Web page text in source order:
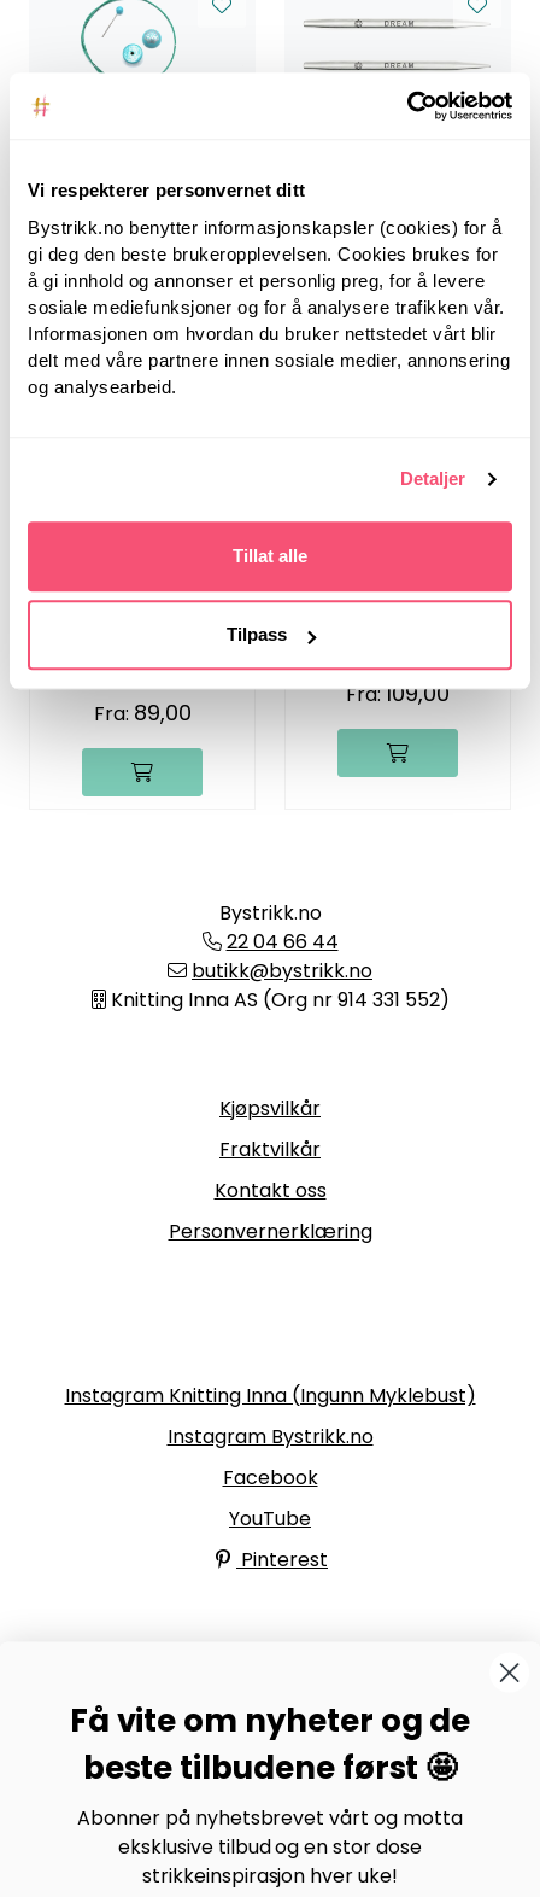
Vi respekterer personvernet ditt
Bystrikk.no benytter informasjonskapsler (cookies) for å
gi deg den beste brukeropplevelsen. Cookies brukes for
å gi innhold og annonser et personlig preg, for å levere
sosiale mediefunksjoner og for å analysere trafikken vår.
Informasjonen om hvordan du bruker nettstedet vårt blir
delt med våre partnere innen sosiale medier, annonsering
og analysearbeid.
Detaljer
Tillat alle
Tilpass
Knitpro Vaier 360
Fra: 59,00 Fra: 119,00
Fra: 89,00
Symfonie
Utskiftbare Pinner
Fra:109,00
Bystrikk.no
22 04 66 44
butikk@bystrikk.no
Knitting Inna AS (Org nr 914 331 552)
Kjøpsvilkår
Fraktvilkår
Kontakt oss
Personvernerklæring
Instagram Knitting Inna (Ingunn Myklebust)
Instagram Bystrikk.no
Facebook
YouTube
Pinterest
Bli medlem av Bystrikk-forumet vårt på Facebook og
møt både designere og teststrikkere, samt 31.000
andre Bystrikkere som deler erfaringer, bilder og
inspirasjon.
Bli medlem her.
Få vite om nyheter og de
beste tilbudene først 🤩
Abonner på nyhetsbrevet vårt og motta
eksklusive tilbud og en stor dose
strikkeinspirasjon hver uke!